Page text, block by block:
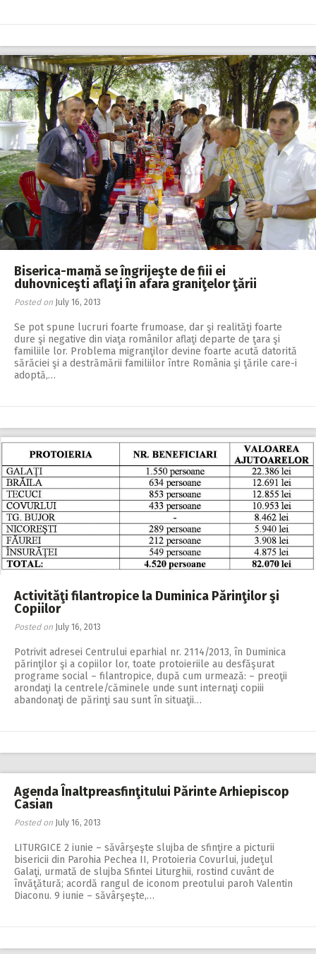
Biserica-mamă se îngrijeşte de fiii ei
duhovniceşti aflaţi în afara graniţelor ţării
Posted on July 16, 2013
Se pot spune lucruri foarte frumoase, dar şi realităţi foarte
dure şi negative din viaţa românilor aflaţi departe de ţara şi
familiile lor. Problema migranţilor devine foarte acută datorită
sărăciei şi a destrămării familiilor între România şi ţările care-i
adoptă,…
Activităţi filantropice la Duminica Părinţilor şi
Copiilor
Posted on July 16, 2013
Potrivit adresei Centrului eparhial nr. 2114/2013, în Duminica
părinţilor şi a copiilor lor, toate protoieriile au desfăşurat
programe social – filantropice, după cum urmează: – preoţii
arondaţi la centrele/căminele unde sunt internaţi copiii
abandonaţi de părinţi sau sunt în situaţii…
Agenda Înaltpreasfinţitului Părinte Arhiepiscop
Casian
Posted on July 16, 2013
LITURGICE 2 iunie – săvârşeşte slujba de sfinţire a picturii
bisericii din Parohia Pechea II, Protoieria Covurlui, judeţul
Galaţi, urmată de slujba Sfintei Liturghii, rostind cuvânt de
învăţătură; acordă rangul de iconom preotului paroh Valentin
Diaconu. 9 iunie – săvârşeşte,…